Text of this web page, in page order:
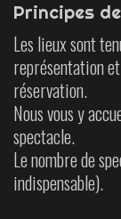
Principes
Les lieux sont
représentation
réservation.
Nous vous y
spectacle.
Le nombre de
indispensable).